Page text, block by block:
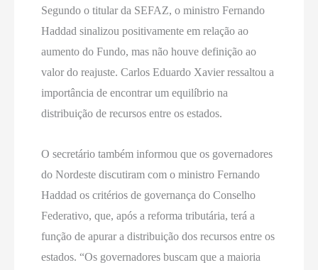
Segundo o titular da SEFAZ, o ministro Fernando
Haddad sinalizou positivamente em relação ao
aumento do Fundo, mas não houve definição ao
valor do reajuste. Carlos Eduardo Xavier ressaltou a
importância de encontrar um equilíbrio na
distribuição de recursos entre os estados.
O secretário também informou que os governadores
do Nordeste discutiram com o ministro Fernando
Haddad os critérios de governança do Conselho
Federativo, que, após a reforma tributária, terá a
função de apurar a distribuição dos recursos entre os
estados. “Os governadores buscam que a maioria